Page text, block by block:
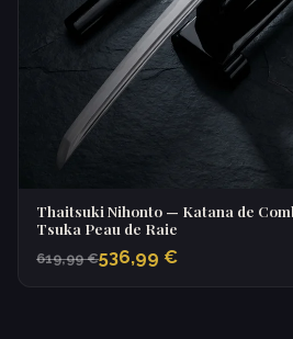
Thaitsuki Nihonto — Katana de
Tsuka Peau de Raie
619,99 €536,99 €